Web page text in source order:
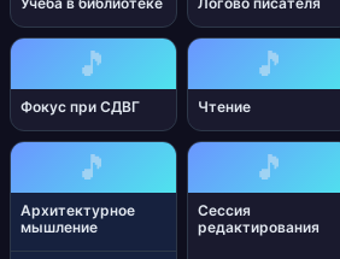
🎵
Фокус при СДВГ
🎵
Чтение
🎵
Архитектурное
мышление
🎵
Сессия
редактирования